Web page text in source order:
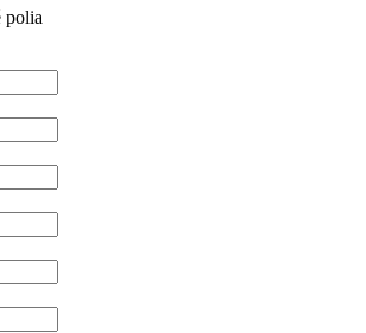
polia